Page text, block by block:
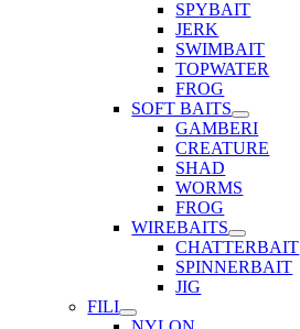
SPYBAIT
JERK
SWIMBAIT
TOPWATER
FROG
SOFT BAITS
GAMBERI
CREATURE
SHAD
WORMS
FROG
WIREBAITS
CHATTERBAIT
SPINNERBAIT
JIG
FILI